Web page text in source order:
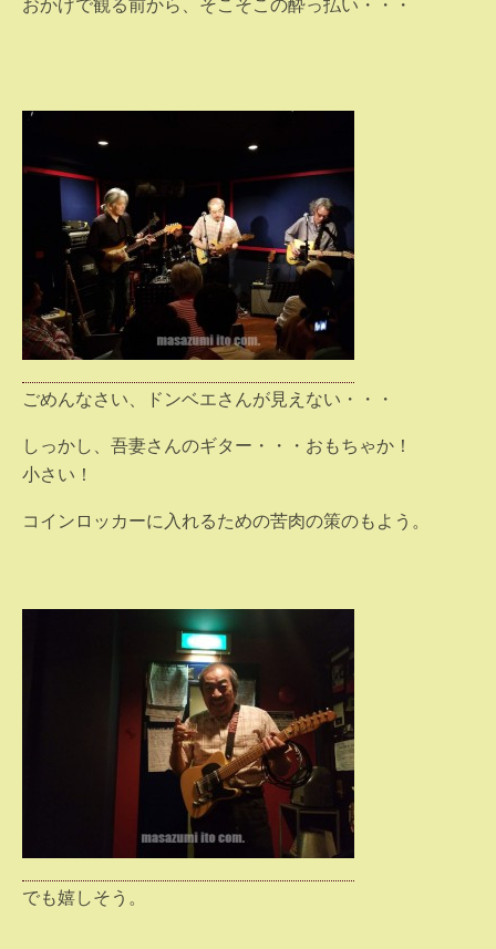
ごめんなさい、ドンベエさんが見えない・・・
しっかし、吾妻さんのギター・・・おもちゃか！
小さい！
コインロッカーに入れるための苦肉の策のもよう。
でも嬉しそう。